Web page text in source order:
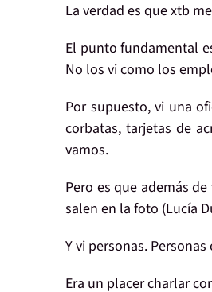
La verdad es quextb
El punto fundamental
No los vi como los
Por supuesto, vi una
corbatas, tarjetas de
vamos.
Pero es que además
salen en la foto (Lucía
Yvi personas. Personas
Era un placer charlar